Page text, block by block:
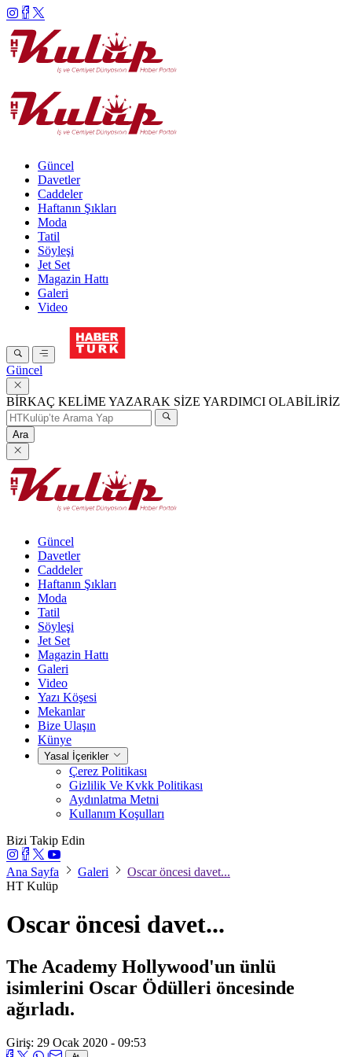
Güncel
Davetler
Caddeler
Haftanın Şıkları
Moda
Tatil
Söyleşi
Jet Set
Magazin Hattı
Galeri
Video
Güncel
BİRKAÇ KELİME YAZARAK SİZE YARDIMCI OLABİLİRİZ
Ara
Güncel
Davetler
Caddeler
Haftanın Şıkları
Moda
Tatil
Söyleşi
Jet Set
Magazin Hattı
Galeri
Video
Yazı Köşesi
Mekanlar
Bize Ulaşın
Künye
Yasal İçerikler
Çerez Politikası
Gizlilik Ve Kvkk Politikası
Aydınlatma Metni
Kullanım Koşulları
Bizi Takip Edin
Ana Sayfa Galeri
Oscar öncesi davet...
HT Kulüp
Oscar öncesi davet...
The Academy Hollywood'un ünlü
isimlerini Oscar Ödülleri öncesinde
ağırladı.
Giriş: 29 Ocak 2020 - 09:53